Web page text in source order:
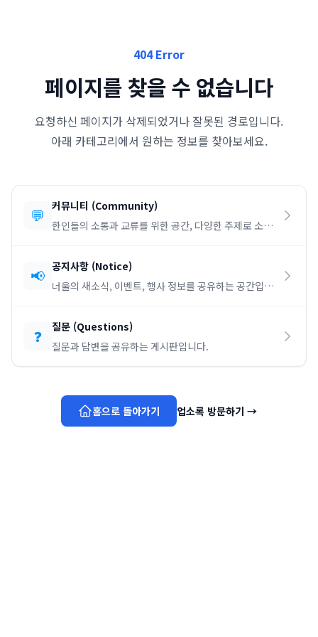
404 Error
페이지를 찾을 수 없습니다
요청하신 페이지가 삭제되었거나 잘못된 경로입니다.
아래 카테고리에서 원하는 정보를 찾아보세요.
💬 커뮤니티 (Community)
한인들의 소통과 교류를 위한 공간, 다양한 주제로 소통
📢 공지사항 (Notice)
너울의 새소식, 이벤트, 행사 정보를 공유하는 공간입니
❓ 질문 (Questions)
질문과 답변을 공유하는 게시판입니다.
홈으로 돌아가기 업소록 방문하기 →